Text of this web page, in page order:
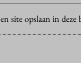
site opslaan in deze